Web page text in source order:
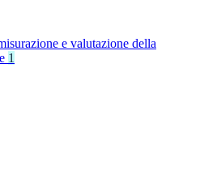
e valutazione della
1